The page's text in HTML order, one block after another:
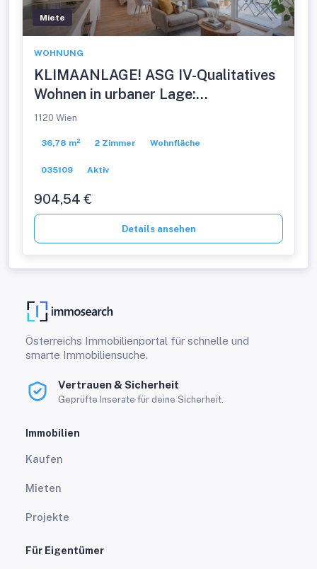
Miete
WOHNUNG
KLIMAANLAGE! ASG IV-Qualitatives
Wohnen in urbaner Lage:
hochwertiger 2-Zimmer
Provisionsfrei
1120 Wien
36,78 m² 2 Zimmer Wohnfläche
035109 Aktiv
904,54 €
Details ansehen
Österreichs Immobilienportal für schnelle und
smarte Immobiliensuche.
Vertrauen & Sicherheit
Geprüfte Inserate für deine Sicherheit.
Immobilien
Kaufen
Mieten
Projekte
Für Eigentümer